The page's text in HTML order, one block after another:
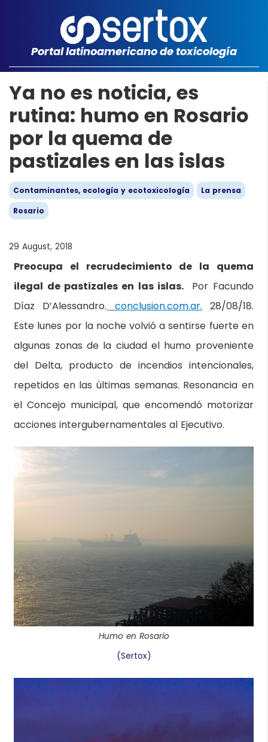
Portal latinoamericano de toxicología
Ya no es noticia, es
rutina: humo en Rosario
por la quema de
pastizales en las islas
Contaminantes, ecología y ecotoxicología
La prensa
Rosario
29 August, 2018
Preocupa el recrudecimiento de la quema
ilegal de pastizales en las islas.Por Facundo
Díaz D’Alessandro. conclusion.com.ar. 28/08/18.
Este lunes por la noche volvió a sentirse fuerte en
algunas zonas de la ciudad el humo proveniente
del Delta, producto de incendios intencionales,
repetidos en las últimas semanas. Resonancia en
el Concejo municipal, que encomendó motorizar
acciones intergubernamentales al Ejecutivo.
Humo en Rosario
(Sertox)